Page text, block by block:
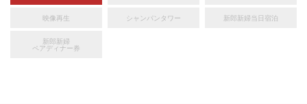
映像再生 シャンパンタワー 新郎新婦当日宿泊
新郎新婦
ペアディナー券